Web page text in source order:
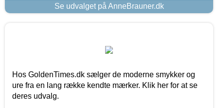
Se udvalget på AnneBrauner.dk
Hos GoldenTimes.dk sælger de moderne smykker og
ure fra en lang række kendte mærker. Klik her for at se
deres udvalg.